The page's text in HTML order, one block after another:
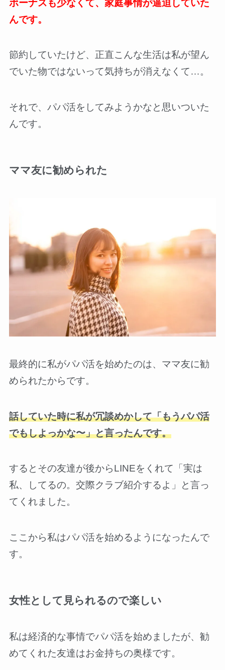
ボーナスも少なくて、家庭事情が逼迫していた
んです。
節約していたけど、正直こんな生活は私が望ん
でいた物ではないって気持ちが消えなくて…。
それで、パパ活をしてみようかなと思いついた
んです。
ママ友に勧められた
最終的に私がパパ活を始めたのは、ママ友に勧
められたからです。
話していた時に私が冗談めかして「もうパパ活
でもしよっかな〜」と言ったんです。
するとその友達が後からLINEをくれて「実は
私、してるの。交際クラブ紹介するよ」と言っ
てくれました。
ここから私はパパ活を始めるようになったんで
す。
女性として見られるので楽しい
私は経済的な事情でパパ活を始めましたが、勧
めてくれた友達はお金持ちの奥様です。